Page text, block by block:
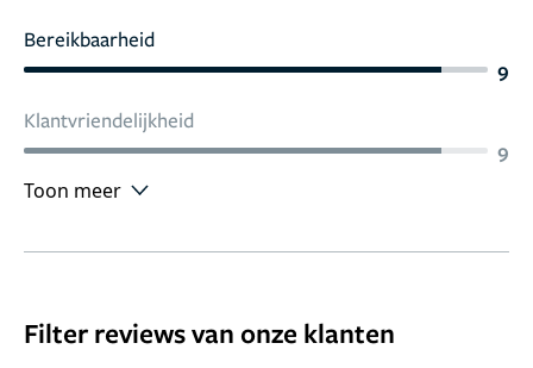
Bereikbaarheid
9
Klantvriendelijkheid
9
Toon meer
Filter reviews van onze klanten